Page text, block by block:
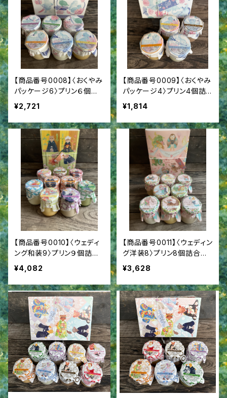
【商品番号0008】〈おくやみ
パッケージ6〉プリン６個詰
合せ 香典返し 喪中御見
舞 弔事用ギフト
¥2,721
【商品番号0009】〈おくやみ
パッケージ4〉プリン4個詰
合せ 香典返し 喪中御見
舞 弔事用ギフト
¥1,814
【商品番号0010】〈ウェディ
ング和装9〉プリン９個詰合
せ 結婚祝 結婚内祝
¥4,082
【商品番号0011】〈ウェディン
グ洋装8〉プリン8個詰合
せ 結婚祝 結婚内祝
¥3,628